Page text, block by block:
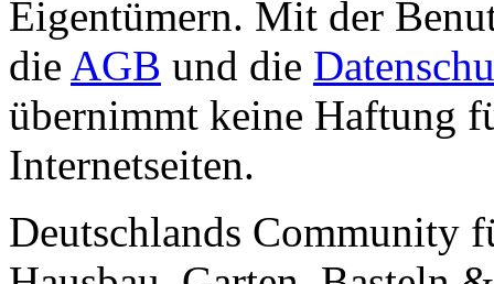
Eigentümern. Mit der
die AGB und die
übernimmt keine Haftung
Internetseiten.
Deutschlands Community